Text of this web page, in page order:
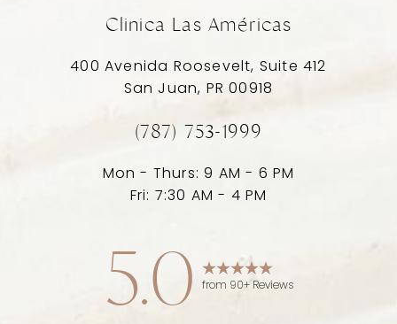
Clinica Las Américas
400 Avenida Roosevelt, Suite 412
San Juan, PR 00918
(787) 753-1999
Mon - Thurs: 9 AM - 6 PM
Fri: 7:30 AM - 4 PM
5.0 from 90+ Reviews